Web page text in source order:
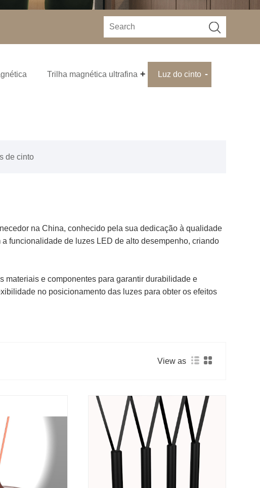
Trilha magnética ultrafina Luz do cinto
de cinto
na China, conhecido pela sua dedicação à qualidade
funcionalidade de luzes LED de alto desempenho, criando
materiais e componentes para garantir durabilidade e
no posicionamento das luzes para obter os efeitos
View as